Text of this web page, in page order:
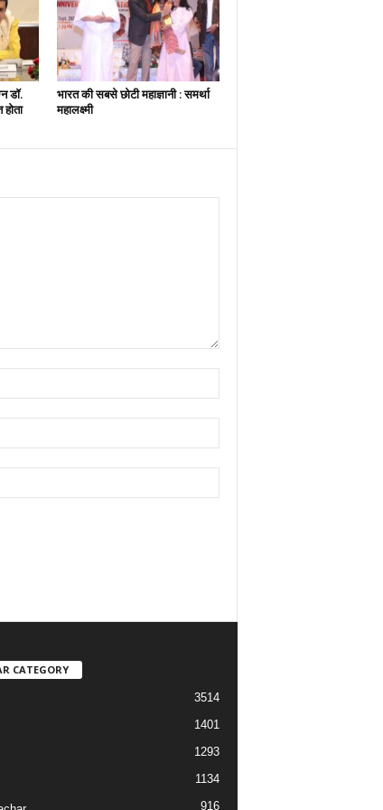
डॉ.
भारत की सबसे छोटी महाज्ञानी : समर्था
महालक्ष्मी
CATEGORY
3514
1401
1293
1134
916